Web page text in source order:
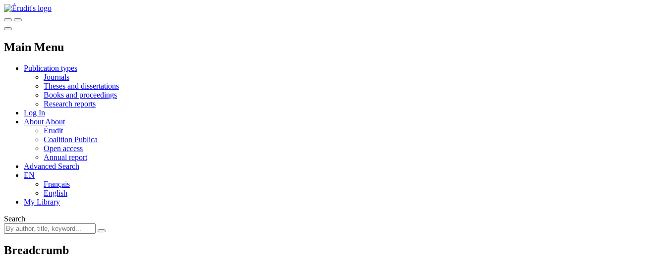
Main Menu
Publication types
Journals
Theses and dissertations
Books and proceedings
Research reports
Log In
About About
Érudit
Coalition Publica
Open access
Annual report
Advanced Search
EN
Français
English
My Library
Search
Breadcrumb